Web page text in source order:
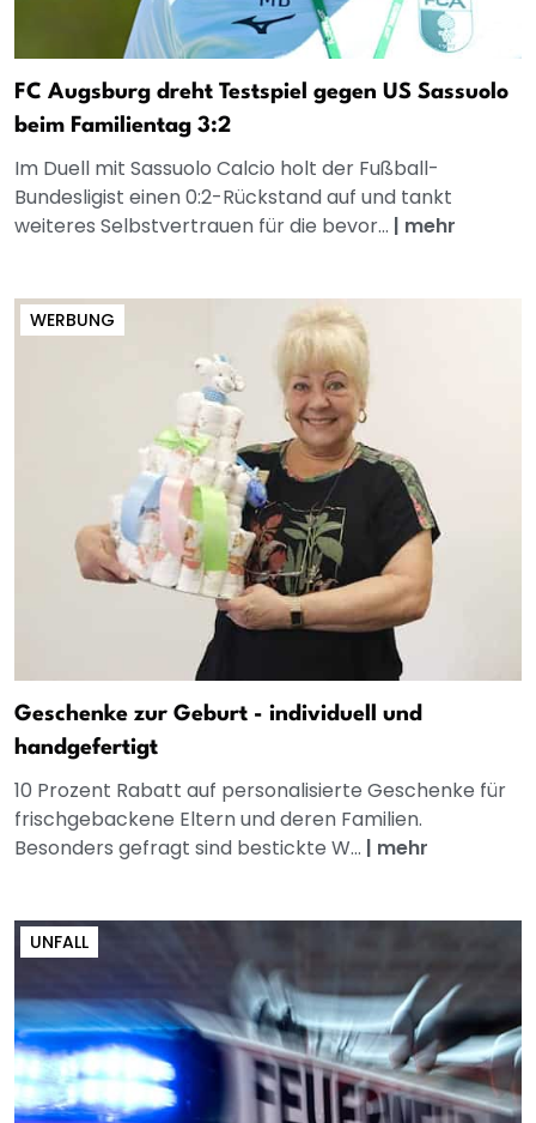
FC Augsburg dreht Testspiel gegen US Sassuolo
beim Familientag 3:2
Im Duell mit Sassuolo Calcio holt der Fußball-
Bundesligist einen 0:2-Rückstand auf und tankt
weiteres Selbstvertrauen für die bevor... | mehr
WERBUNG
Geschenke zur Geburt - individuell und
handgefertigt
10 Prozent Rabatt auf personalisierte Geschenke für
frischgebackene Eltern und deren Familien.
Besonders gefragt sind bestickte W... | mehr
UNFALL